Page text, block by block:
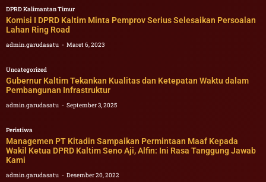
DPRD Kalimantan Timur
Komisi I DPRD Kaltim Minta Pemprov Serius Selesaikan Persoalan
Lahan Ring Road
admin.garudasatu Maret 6, 2023
Uncategorized
Gubernur Kaltim Tekankan Kualitas dan Ketepatan Waktu dalam
Pembangunan Infrastruktur
admin.garudasatu September 3, 2025
Peristiwa
Managemen PT Kitadin Sampaikan Permintaan Maaf Kepada
Wakil Ketua DPRD Kaltim Seno Aji, Alfin: Ini Rasa Tanggung Jawab
Kami
admin.garudasatu Desember 20, 2022